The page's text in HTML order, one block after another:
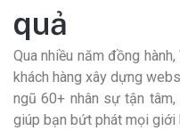
quả
Qua nhiều năm đồng
khách hàng xây dựng
ngũ 60+ nhân sự tận
giúp bạn bứt phát mọi giới